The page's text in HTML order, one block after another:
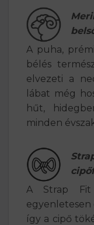
A puha,
bélés
elvezeti a
lábat még
hűt,
minden
A Strap Fit
egyenletesen
így a cipő